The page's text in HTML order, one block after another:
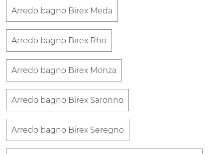
Arredo bagno Birex Meda
Arredo bagno Birex Rho
Arredo bagno Birex Monza
Arredo bagno Birex Saronno
Arredo bagno Birex Seregno